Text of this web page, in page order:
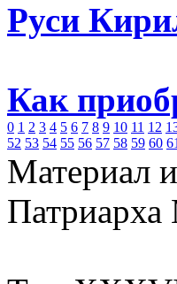
Руси
Как
0 1 2 3 4 5 6 7 8 9 10 11 12
52 53 54 55 56 57 58 59 60 61
Материал
Патриарха